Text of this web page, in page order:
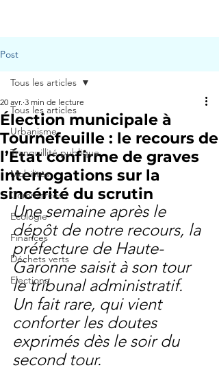
Post
Tous les articles
Urbanisme
Tranquillité publique
Mobilités
Commerces
Ecologie
Finances
Déchets verts
Elections
Tous les articles
Élection municipale à
Tournefeuille : le recours de
l’État confirme de graves
interrogations sur la
sincérité du scrutin
20 avr. 3 min de lecture
Une semaine après le
dépôt de notre recours, la
préfecture de Haute-
Garonne saisit à son tour
le tribunal administratif.
Un fait rare, qui vient
conforter les doutes
exprimés dès le soir du
second tour.